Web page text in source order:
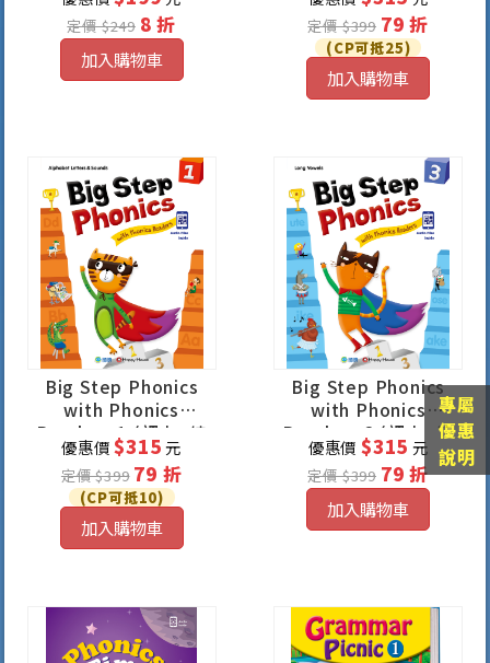
專屬
優惠
說明
定價 $249 8 折
加入購物車
定價 $399 79 折
(CP可抵25)
加入購物車
Big Step Phonics
with Phonics
Readers 1 (課本+練
習本+線上資源)
優惠價$315元
定價 $399 79 折
(CP可抵10)
加入購物車
Big Step Phonics
with Phonics
Readers 3 (課本+練
習本+線上資源)
優惠價 $315 元
定價 $399 79 折
加入購物車